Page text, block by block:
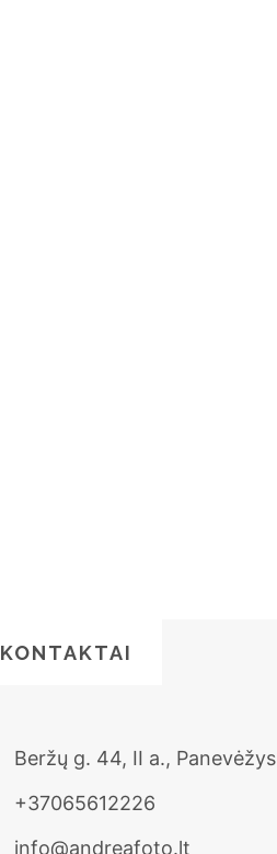
KONTAKTAI
Beržų g. 44, II a., Panevėžys
+37065612226
info@andreafoto.lt